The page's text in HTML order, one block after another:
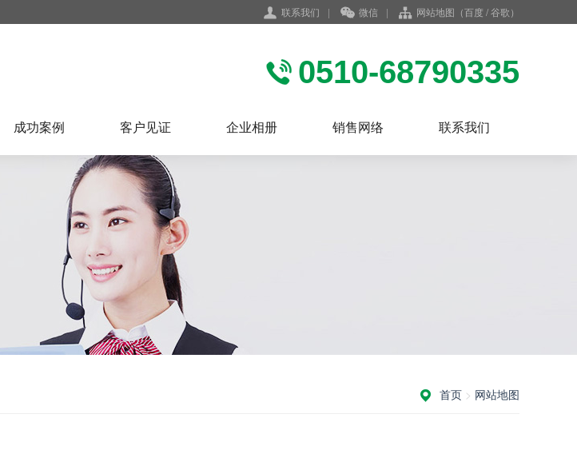
联系我们 | 微信 | 网站地图 （百度/谷歌）
0510-68790335
成功案例 客户见证 企业相册 销售网络 联系我们
首页 > 网站地图